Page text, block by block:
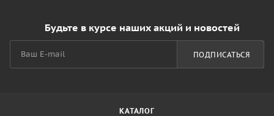
Будьте в курсе наших акций и новостей
ПОДПИСАТЬСЯ
КАТАЛОГ